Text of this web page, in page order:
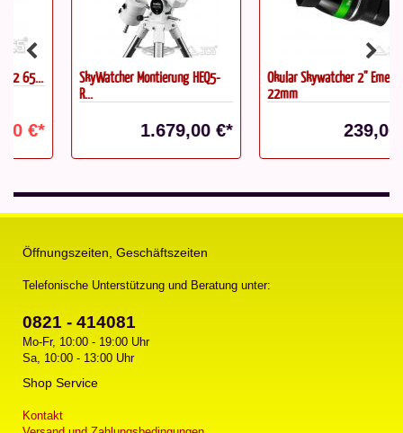
SkyWatcher Montierung HEQ5-
1.679,00 €*
Okular Skywatcher 2" Emerald
239,00 €*
Öffnungszeiten, Geschäftszeiten
Telefonische Unterstützung und Beratung unter:
0821 - 414081
Mo-Fr, 10:00 - 19:00 Uhr
Sa, 10:00 - 13:00 Uhr
Shop Service
Kontakt